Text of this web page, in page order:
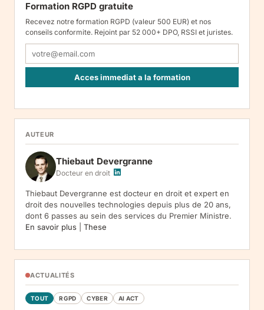
Formation RGPD gratuite
Recevez notre formation RGPD (valeur 500 EUR) et nos
conseils conformite. Rejoint par 52 000+ DPO, RSSI et juristes.
Acces immediat a la formation
05120, Lituanie. Finalite : inscription a la newsletter et reception
de nos communications. Base legale : consentement (art. 6.1.a
(hebergement), Amazon SES (envoi des emails). Conservation :
jusqu'a desinscription. Droits : acces, rectification, effacement,
limitation, opposition, portabilite -- exercez vos droits via notre
Reclamation :.
AUTEUR
Thiebaut Devergranne
Docteur en droit
Thiebaut Devergranne est docteur en droit et expert en
droit des nouvelles technologies depuis plus de 20 ans,
dont 6 passes au sein des services du Premier Ministre.
En savoir plus
These
ACTUALITÉS
TOUT RGPD CYBER AI ACT